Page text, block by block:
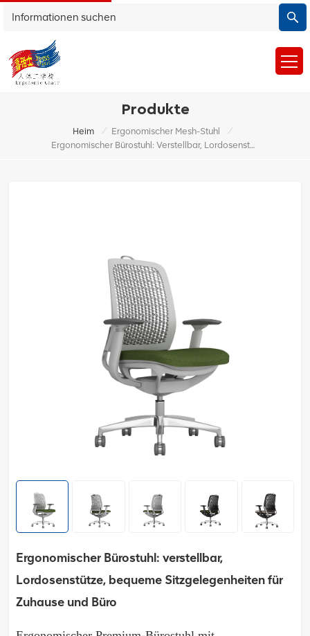
Produkte
Heim / Ergonomischer Mesh-Stuhl
/
Ergonomischer Bürostuhl: Verstellbar, Lordosenstütze, Bequeme Sitzgelegenheiten Für Zuhause Und Büro
Ergonomischer Bürostuhl: verstellbar,
Lordosenstütze, bequeme Sitzgelegenheiten für
Zuhause und Büro